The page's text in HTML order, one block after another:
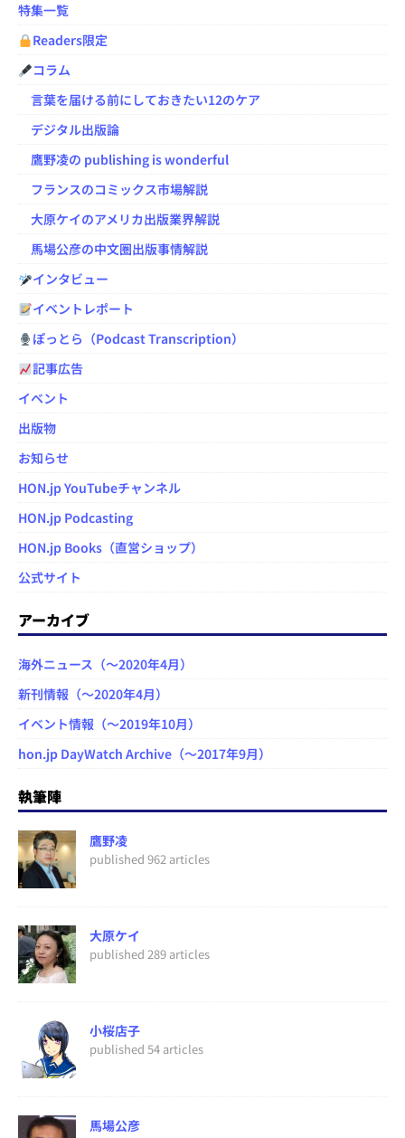
特集一覧
Readers限定
コラム
言葉を届ける前にしておきたい12のケア
デジタル出版論
鷹野凌の publishing is wonderful
フランスのコミックス市場解説
大原ケイのアメリカ出版業界解説
馬場公彦の中文圏出版事情解説
インタビュー
イベントレポート
ぽっとら（Podcast Transcription）
記事広告
イベント
出版物
お知らせ
HON.jp YouTubeチャンネル
HON.jp Podcasting
HON.jp Books（直営ショップ）
公式サイト
アーカイブ
海外ニュース（～2020年4月）
新刊情報（～2020年4月）
イベント情報（～2019年10月）
hon.jp DayWatch Archive（～2017年9月）
執筆陣
鷹野凌
published 962 articles
大原ケイ
published 289 articles
小桜店子
published 54 articles
馬場公彦